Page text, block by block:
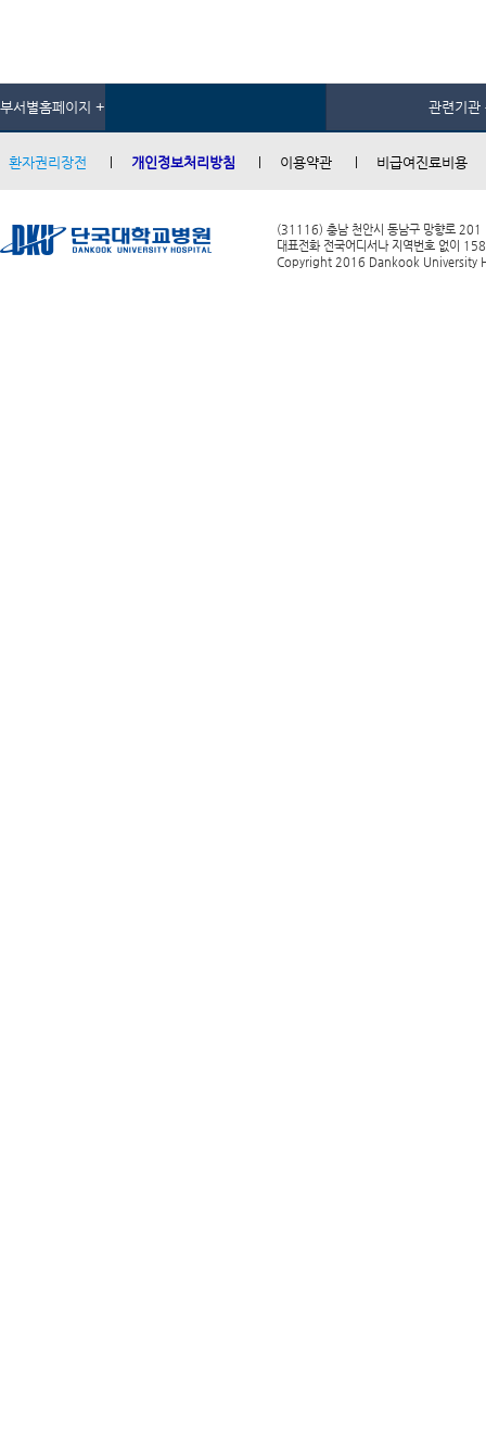
부서별홈페이지 + 관련기관
환자권리장전 개인정보처리방침 이용약관 비급여진료비용
(31116) 충남 천안시 동남구 망향로 201
대표전화 전국어디서나 지역번호 없이
Copyright 2016 Dankook University